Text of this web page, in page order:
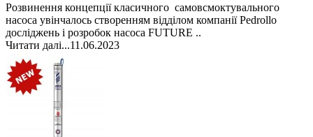
Розвинення концепції класичного самовсмоктувального
насоса увінчалось створенням відділом компанії Pedrollo
досліджень і розробок насоса FUTURE ..
Читати далі...11.06.2023